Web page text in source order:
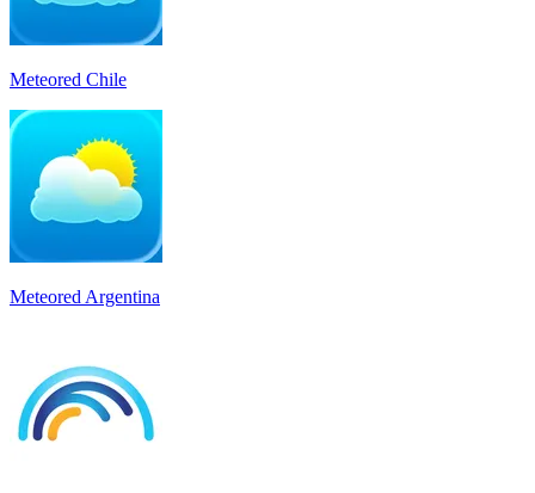
Meteored Chile
Meteored Argentina